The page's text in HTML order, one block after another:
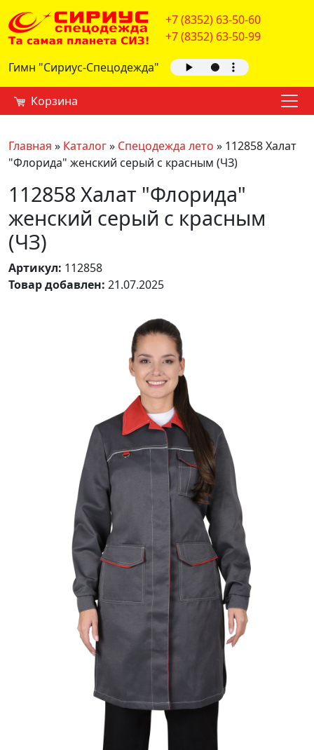
+7 (8352) 63-50-60
+7 (8352) 63-50-99
Гимн "Сириус-Спецодежда"
Корзина
Главная » Каталог» Спецодежда лето » 112858 Халат
"Флорида" женский серый с красным (ЧЗ)
112858 Халат "Флорида"
женский серый с красным
(ЧЗ)
Артикул: 112858
Товар добавлен: 21.07.2025